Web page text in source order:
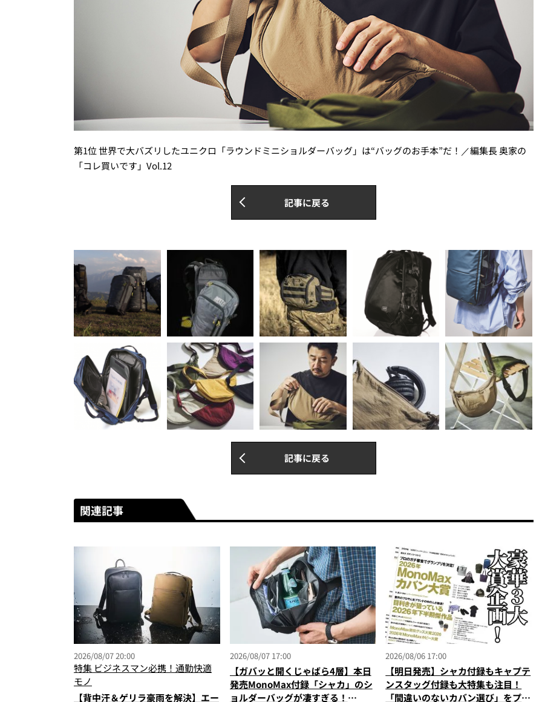
第1位 世界で大バズリしたユニクロ「ラウンドミニショルダーバッグ」は“バッグのお手本”だ！／編集長 奥家の
「コレ買いです」Vol.12
記事に戻る
記事に戻る
関連記事
2026/08/07 20:00
特集 ビジネスマン必携！通勤快適
モノ
【背中汗＆ゲリラ豪雨を解決】エー
2026/08/07 17:00
【ガバッと開くじゃばら4層】本日
発売MonoMax付録「シャカ」のシ
ョルダーバッグが凄すぎる！
2026/08/06 17:00
【明日発売】シャカ付録もキャプテ
ンスタッグ付録も大特集も注目！
「間違いのないカバン選び」をプロ